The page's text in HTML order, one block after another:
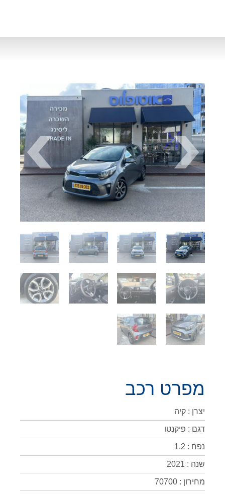
מפרט רכב
יצרן : קיה
דגם : פיקנטו
נפח : 1.2
שנה : 2021
מחירון : 70700